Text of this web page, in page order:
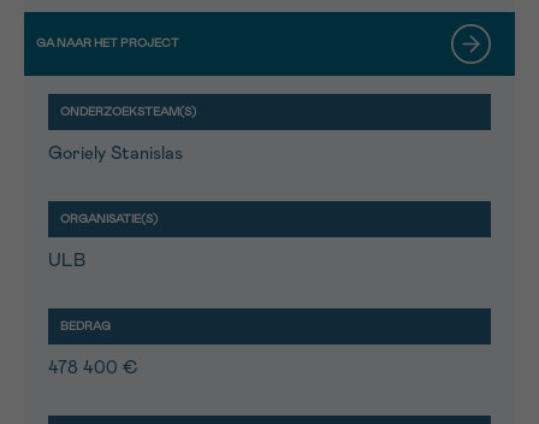
Goriely Stanislas
ULB
478 400 €